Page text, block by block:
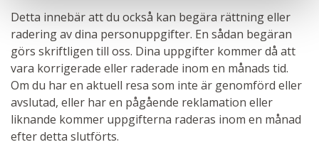
Detta innebär att du också kan begära rättning eller
radering av dina personuppgifter. En sådan begäran
görs skriftligen till oss. Dina uppgifter kommer då att
vara korrigerade eller raderade inom en månads tid.
Om du har en aktuell resa som inte är genomförd eller
avslutad, eller har en pågående reklamation eller
liknande kommer uppgifterna raderas inom en månad
efter detta slutförts.